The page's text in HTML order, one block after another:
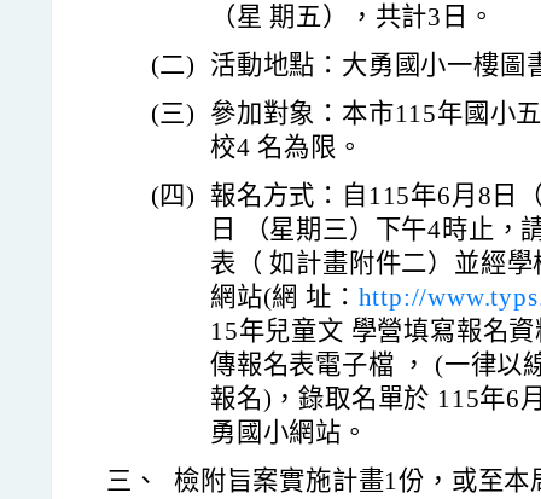
（星 期五），共計3日。
(二)
活動地點：大勇國小一樓圖
(三)
參加對象：本市115年國小
校4 名為限。
(四)
報名方式：自115年6月8日
日 （星期三）下午4時止，
表（ 如計畫附件二）並經
網站(網 址： http://
15年兒童文 學營填寫報名
傳報名表電子檔 ， (一律以
報名)，錄取名單於 115年6
勇國小網站。
三、
檢附旨案實施計畫1份，或至本